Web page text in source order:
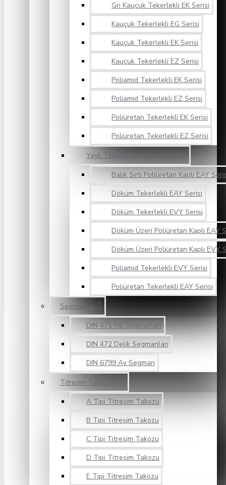
Gri Kauçuk Tekerlekli EK Serisi
Kauçuk Tekerlekli EG Serisi
Kauçuk Tekerlekli EK Serisi
Kauçuk Tekerlekli EZ Serisi
Poliamid Tekerlekli EK Serisi
Poliamid Tekerlekli EZ Serisi
Poliüretan Tekerlekli EK Serisi
Poliüretan Tekerlekli EZ Serisi
Yaylı Tekerlekler Amortisörlü
Balık Sırtı Poliüretan Kaplı EAY
Döküm Tekerlekli EAY Serisi
Döküm Tekerlekli EVY Serisi
Döküm Üzeri Poliüretan Kaplı EAY
Döküm Üzeri Poliüretan Kaplı EVY
Poliamid Tekerlekli EVY Serisi
Poliüretan Tekerlekli EAY Serisi
Segmanlar
DIN 471 Mil Segmanları
DIN 472 Delik Segmanları
DIN 6799 Ay Segman
Titreşim Takozları
A Tipi Titreşim Takozu
B Tipi Titreşim Takozu
C Tipi Titreşim Takozu
D Tipi Titreşim Takozu
E Tipi Titreşim Takozu